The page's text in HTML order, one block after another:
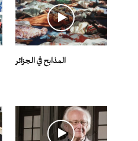
المذابح في الجزائر